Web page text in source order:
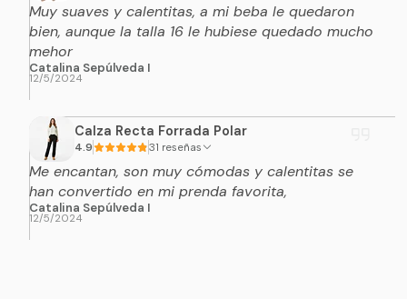
Muy suaves y calentitas, a mi beba le quedaron
bien, aunque la talla 16 le hubiese quedado mucho
mehor
Catalina Sepúlveda I
12/5/2024
Calza Recta Forrada Polar
4.9 31 reseñas
Me encantan, son muy cómodas y calentitas se
han convertido en mi prenda favorita,
Catalina Sepúlveda I
12/5/2024